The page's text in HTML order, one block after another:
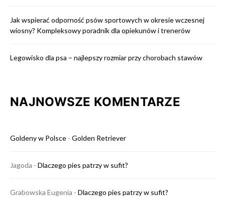
Jak wspierać odporność psów sportowych w okresie wczesnej
wiosny? Kompleksowy poradnik dla opiekunów i trenerów
Legowisko dla psa – najlepszy rozmiar przy chorobach stawów
NAJNOWSZE KOMENTARZE
Goldeny w Polsce - Golden Retriever
Jagoda - Dlaczego pies patrzy w sufit?
Grabowska Eugenia - Dlaczego pies patrzy w sufit?